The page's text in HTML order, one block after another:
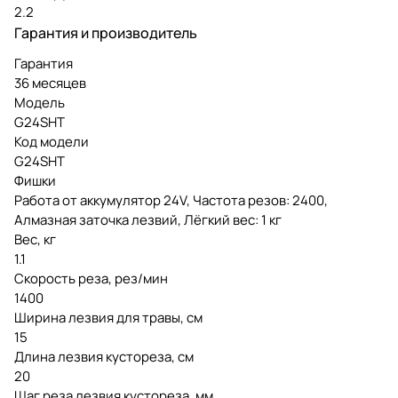
2.2
Гарантия и производитель
Гарантия
36 месяцев
Модель
G24SHT
Код модели
G24SHT
Фишки
Работа от аккумулятор 24V, Частота резов: 2400,
Алмазная заточка лезвий, Лёгкий вес: 1 кг
Вес, кг
1.1
Скорость реза, рез/мин
1400
Ширина лезвия для травы, см
15
Длина лезвия кустореза, см
20